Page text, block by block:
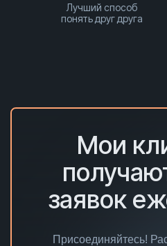
Лучший способ
понять друг друга
Мои
заявок
Присоединяйтесь!